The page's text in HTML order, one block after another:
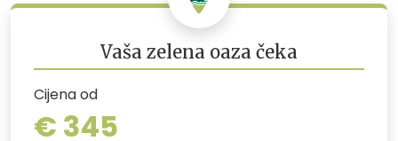
Vaša zelena oaza čeka
Cijena od
€ 345